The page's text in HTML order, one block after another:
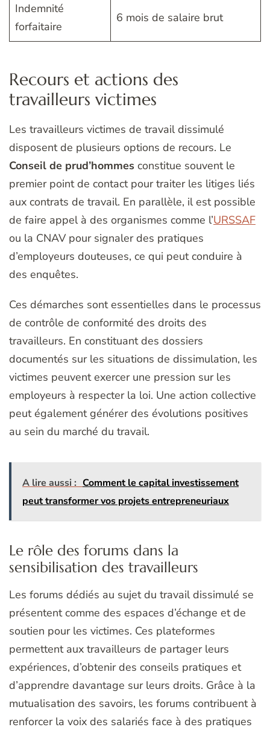
Indemnité
forfaitaire
6 mois de salaire brut
Recours et actions des
travailleurs victimes
Les travailleurs victimes de travail dissimulé
disposent de plusieurs options de recours. Le
Conseil de prud’hommes constitue souvent le
premier point de contact pour traiter les litiges liés
aux contrats de travail. En parallèle, il est possible
de faire appel à des organismes comme l’URSSAF
ou la CNAV pour signaler des pratiques
d’employeurs douteuses, ce qui peut conduire à
des enquêtes.
Ces démarches sont essentielles dans le processus
de contrôle de conformité des droits des
travailleurs. En constituant des dossiers
documentés sur les situations de dissimulation, les
victimes peuvent exercer une pression sur les
employeurs à respecter la loi. Une action collective
peut également générer des évolutions positives
au sein du marché du travail.
A lire aussi : Comment le capital investissement
peut transformer vos projets entrepreneuriaux
Le rôle des forums dans la
sensibilisation des travailleurs
Les forums dédiés au sujet du travail dissimulé se
présentent comme des espaces d’échange et de
soutien pour les victimes. Ces plateformes
permettent aux travailleurs de partager leurs
expériences, d’obtenir des conseils pratiques et
d’apprendre davantage sur leurs droits. Grâce à la
mutualisation des savoirs, les forums contribuent à
renforcer la voix des salariés face à des pratiques